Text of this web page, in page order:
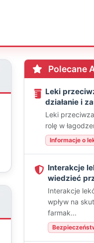
Polecane
Leki
działanie i
Leki
rolę w
Informacje o
Interakcje
wiedzieć
Interakcje
wpływ na
farmak...